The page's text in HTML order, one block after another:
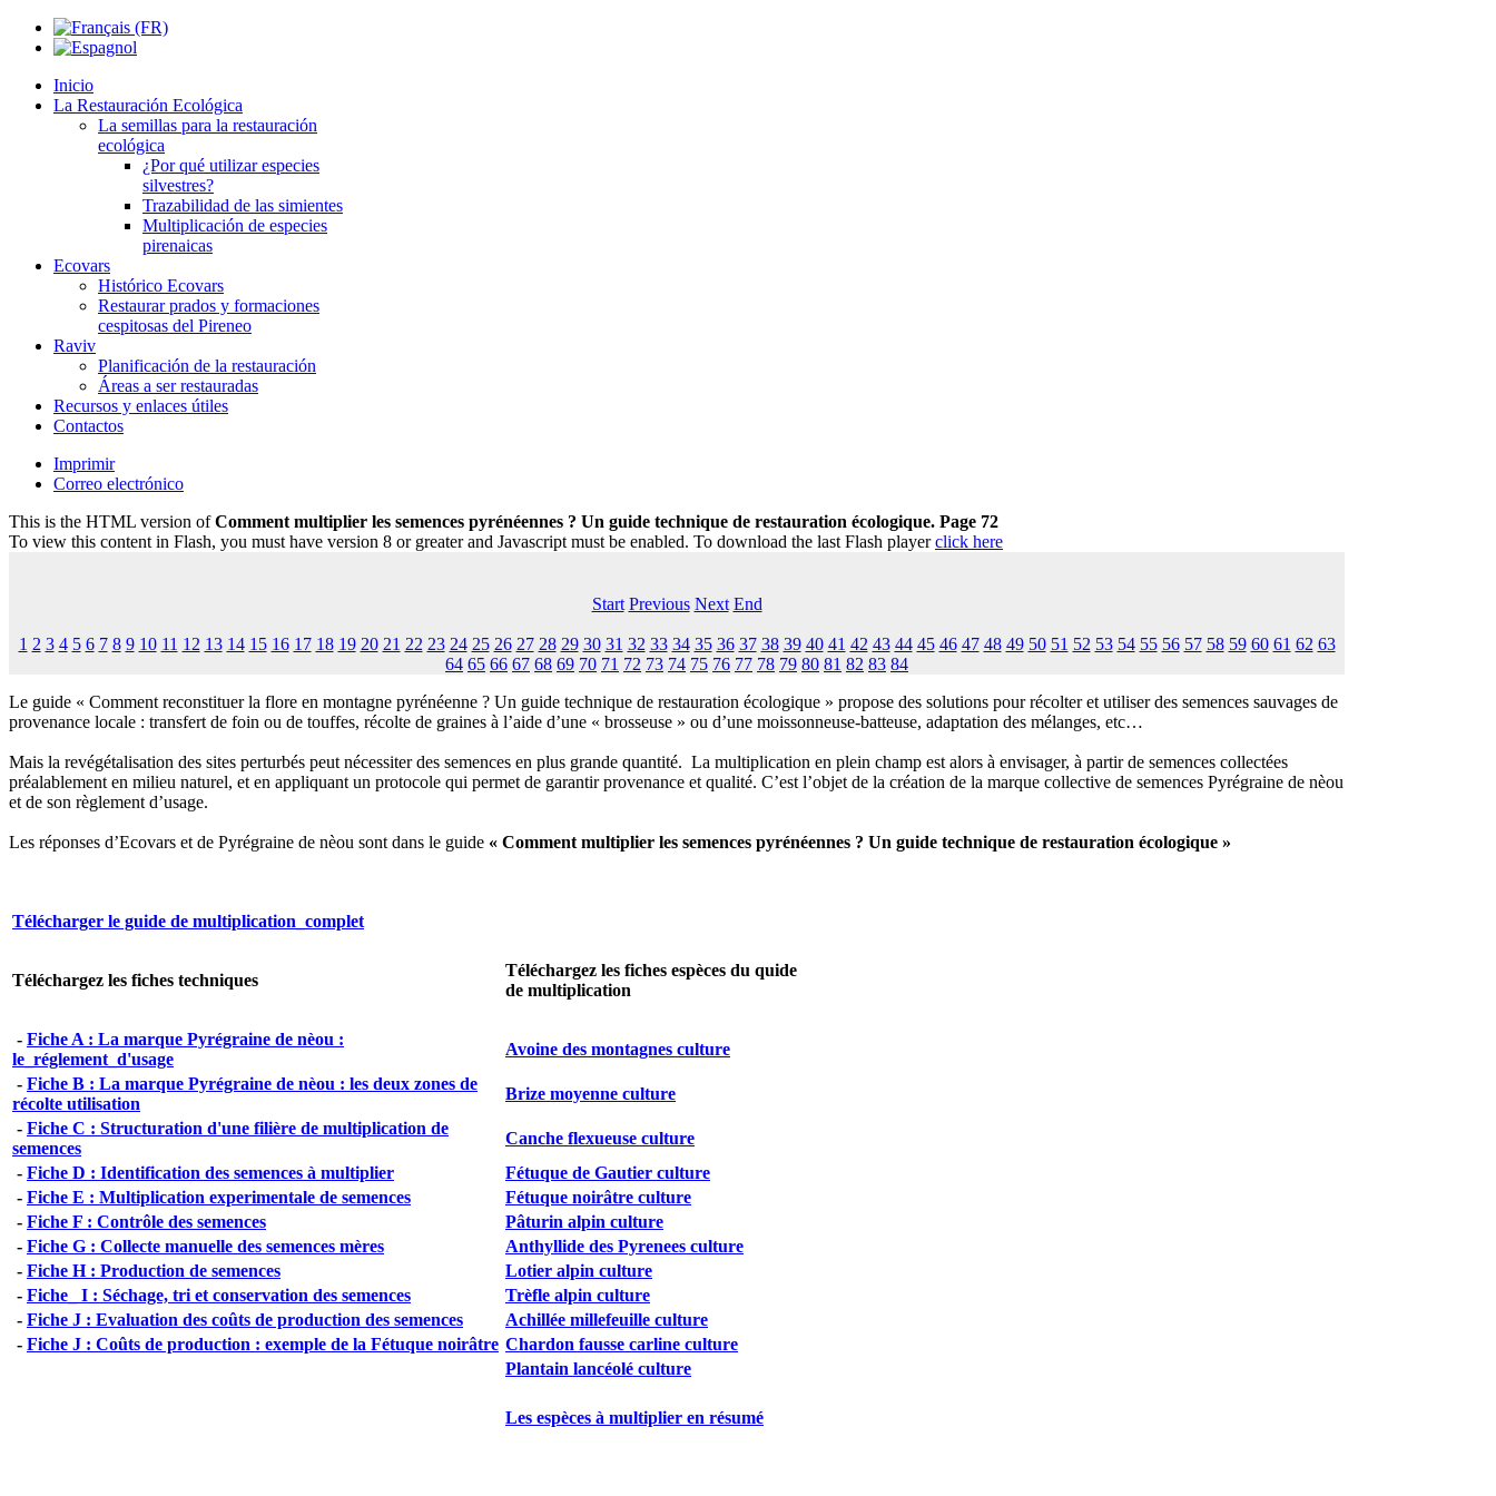
Inicio
La Restauración Ecológica
La semillas para la restauración
ecológica
¿Por qué utilizar especies
silvestres?
Trazabilidad de las simientes
Multiplicación de especies
pirenaicas
Ecovars
Histórico Ecovars
Restaurar prados y formaciones
cespitosas del Pireneo
Raviv
Planificación de la restauración
Áreas a ser restauradas
Recursos y enlaces útiles
Contactos
Imprimir
Correo electrónico
This is the HTML version ofComment multiplier les semences pyrénéennes ? Un guide technique de restauration écologique. Page 72
To view this content in Flash, you must have version 8 or greater and Javascript must be enabled. To download the last Flash playerclick here
Start Previous Next End
1 2 3 4 5 6 7 8 9 10 11 12 13 14 15 16 17 18 19 20 21 22 23 24 25 26 27 28 29 30 31 32 33 34 35 36 37 38 39 40 41 42 43 44 45 46 47 48 49 50 51 52 53 54 55 56 57 58 59 60 61 62 63
64 65 66 67 68 69 70 71 72 73 74 75 76 77 78 79 80 81 82 83 84
Le guide « Comment reconstituer la flore en montagne pyrénéenne ? Un guide technique de restauration écologique » propose des solutions pour récolter et utiliser des semences sauvages de
provenance locale : transfert de foin ou de touffes, récolte de graines à l’aide d’une « brosseuse » ou d’une moissonneuse-batteuse, adaptation des mélanges, etc…
Mais la revégétalisation des sites perturbés peut nécessiter des semences en plus grande quantité. La multiplication en plein champ est alors à envisager, à partir de semences collectées
préalablement en milieu naturel, et en appliquant un protocole qui permet de garantir provenance et qualité. C’est l’objet de la création de la marque collective de semences Pyrégraine de nèou
et de son règlement d’usage.
Les réponses d’Ecovars et de Pyrégraine de nèou sont dans le guide « Comment multiplier les semences pyrénéennes ? Un guide technique de restauration écologique »
Télécharger le guide de multiplication_complet
Téléchargez les fiches techniques
Téléchargez les fiches espèces du quide
de multiplication
- Fiche A : La marque Pyrégraine de nèou :
le_réglement_d'usage
Avoine des montagnes culture
- Fiche B : La marque Pyrégraine de nèou : les deux zones de
récolte utilisation
Brize moyenne culture
- Fiche C : Structuration d'une filière de multiplication de
semences
Canche flexueuse culture
- Fiche D : Identification des semences à multiplier
Fétuque de Gautier culture
- Fiche E : Multiplication experimentale de semences
Fétuque noirâtre culture
- Fiche F : Contrôle des semences
Pâturin alpin culture
- Fiche G : Collecte manuelle des semences mères
Anthyllide des Pyrenees culture
- Fiche H : Production de semences
Lotier alpin culture
- Fiche_ I : Séchage, tri et conservation des semences
Trèfle alpin culture
- Fiche J : Evaluation des coûts de production des semences
Achillée millefeuille culture
- Fiche J : Coûts de production : exemple de la Fétuque noirâtre Chardon fausse carline culture
Plantain lancéolé culture
Les espèces à multiplier en résumé